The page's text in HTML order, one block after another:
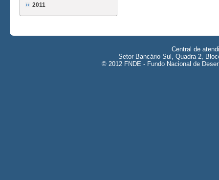
2011
Central de
Setor Bancário Sul, Quadra 2,
© 2012 FNDE - Fundo Nacional de